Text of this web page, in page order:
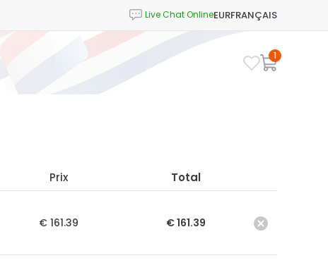
EURFRANÇAIS
1
Prix Total
€ 161.39 € 161.39